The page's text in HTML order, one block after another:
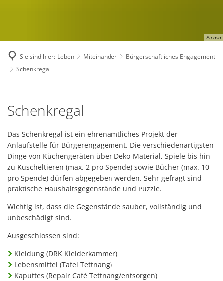
Picasa
Sie sind hier: Leben Miteinander
Bürgerschaftliches Engagement
Schenkregal
Schenkregal
Das Schenkregal ist ein ehrenamtliches Projekt der
Anlaufstelle für Bürgerengagement. Die verschiedenartigsten
Dinge von Küchengeräten über Deko-Material, Spiele bis hin
zu Kuscheltieren (max. 2 pro Spende) sowie Bücher (max. 10
pro Spende) dürfen abgegeben werden. Sehr gefragt sind
praktische Haushaltsgegenstände und Puzzle.
Wichtig ist, dass die Gegenstände sauber, vollständig und
unbeschädigt sind.
Ausgeschlossen sind:
Kleidung (DRK Kleiderkammer)
Lebensmittel (Tafel Tettnang)
Kaputtes (Repair Café Tettnang/entsorgen)